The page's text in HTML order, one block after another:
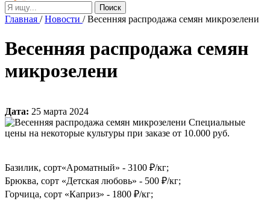
Главная /Новости /Весенняя распродажа семян микрозелени
Весенняя распродажа семян
микрозелени
Дата: 25 марта 2024
Специальные
цены на некоторые культуры при заказе от 10.000 руб.
Базилик, сорт«Ароматный» - 3100 ₽/кг;
Брюква, сорт «Детская любовь» - 500 ₽/кг;
Горчица, сорт «Каприз» - 1800 ₽/кг;